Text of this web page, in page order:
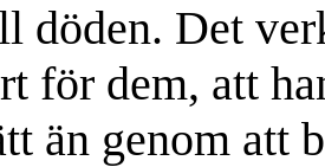
döden. Det
för dem, att
än genom att